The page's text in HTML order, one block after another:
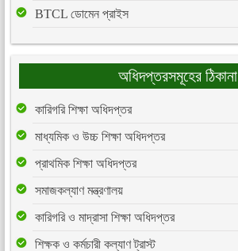
BTCL ডোমেন প্রাইস
অধিদপ্তরসমূহের ঠিকানা
কারিগরি শিক্ষা অধিদপ্তর
মাধ্যমিক ও উচ্চ শিক্ষা অধিদপ্তর
প্রাথমিক শিক্ষা অধিদপ্তর
সমাজকল্যাণ মন্ত্রণালয়
কারিগরি ও মাদ্রাসা শিক্ষা অধিদপ্তর
শিক্ষক ও কর্মচারী কল্যাণ ট্রাস্ট